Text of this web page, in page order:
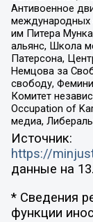
Антивоенное
международных
им Питера
альянс, Школа
Патерсона,
Немцова за
свободу,
Комитет
Occupation of
медиа,
Источник:
https://
данные на
* Сведения
функции